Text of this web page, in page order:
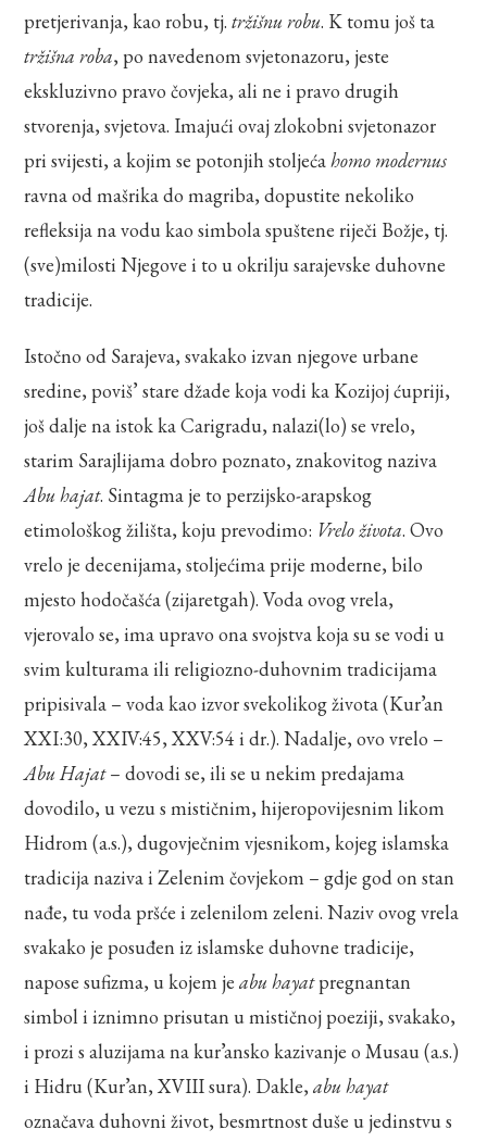
pretjerivanja, kao robu, tj.tržišnu robu. K tomu još ta
tržišna roba, po navedenom svjetonazoru, jeste
ekskluzivno pravo čovjeka, ali ne i pravo drugih
stvorenja, svjetova. Imajući ovaj zlokobni svjetonazor
pri svijesti, a kojim se potonjih stoljećahomo modernus
ravna od mašrika do magriba, dopustite nekoliko
refleksija na vodu kao simbola spuštene riječi Božje, tj.
(sve)milosti Njegove i to u okrilju sarajevske duhovne
tradicije.
Istočno od Sarajeva, svakako izvan njegove urbane
sredine, poviš’ stare džade koja vodi ka Kozijoj ćupriji,
još dalje na istok ka Carigradu, nalazi(lo) se vrelo,
starim Sarajlijama dobro poznato, znakovitog naziva
Abu hajat. Sintagma je to perzijsko-arapskog
etimološkog žilišta, koju prevodimo: Vrelo života. Ovo
vrelo je decenijama, stoljećima prije moderne, bilo
mjesto hodočašća (zijaretgah). Voda ovog vrela,
vjerovalo se, ima upravo ona svojstva koja su se vodi u
svim kulturama ili religiozno-duhovnim tradicijama
pripisivala – voda kao izvor svekolikog života (Kur’an
XXI:30, XXIV:45, XXV:54 i dr.). Nadalje, ovo vrelo –
Abu Hajat– dovodi se, ili se u nekim predajama
dovodilo, u vezu s mističnim, hijeropovijesnim likom
Hidrom (a.s.), dugovječnim vjesnikom, kojeg islamska
tradicija naziva i Zelenim čovjekom – gdje god on stan
nađe, tu voda pršće i zelenilom zeleni. Naziv ovog vrela
svakako je posuđen iz islamske duhovne tradicije,
napose sufizma, u kojem jeabu hayatpregnantan
simbol i iznimno prisutan u mističnoj poeziji, svakako,
i prozi s aluzijama na kur’ansko kazivanje o Musau (a.s.)
i Hidru (Kur’an, XVIII sura). Dakle,abu hayat
označava duhovni život, besmrtnost duše u jedinstvu s